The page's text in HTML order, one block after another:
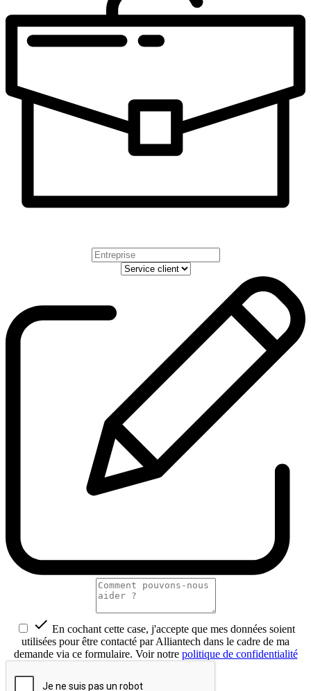
 En cochant cette case, j'accepte que mes données soient
utilisées pour être contacté par Alliantech dans le cadre de ma
demande via ce formulaire. Voir notre politique de confidentialité